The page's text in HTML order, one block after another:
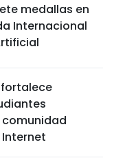
medallas en
Internacional
fortalece